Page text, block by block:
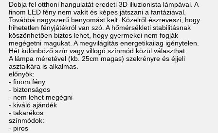
Dobja fel otthoni hangulatát eredeti 3D illuzionista lámpával. A
finom LED fény nem vakít és képes játszani a fantáziával.
Továbbá nagyszerű benyomást kelt. Közelről észreveszi, hogy
hihetetlen fényjátékról van szó. A hőmérsékleti stabilitásnak
köszönhetően biztos lehet, hogy gyermekei nem fogják
megégetni magukat. A megvilágítás energetikailag igénytelen.
Hét különböző szín vagy villogó színmód közül választhat.
A lámpa méretével (kb. 25cm magas) szekrényre és éjjeli
asztalkára is alkalmas.
előnyök:
- finom fény
- biztonságos
- nem lehet megégni
- kiváló ajándék
- takarékos
színmódok:
- piros